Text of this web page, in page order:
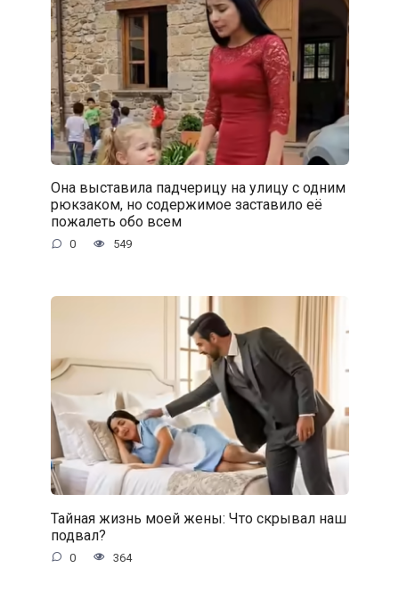
Она выставила падчерицу на улицу с одним
рюкзаком, но содержимое заставило её
пожалеть обо всем
0 549
Тайная жизнь моей жены: Что скрывал наш
подвал?
0 364